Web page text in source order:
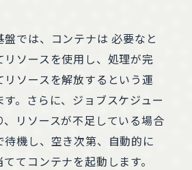
では、コンテナは 必要なと
リソースを使用し、処理が完
ソースを解放するという運
。さらに、ジョブスケジュー
、リソースが不足している場合
待機し、空き次第、自動的に
てコンテナを起動します。